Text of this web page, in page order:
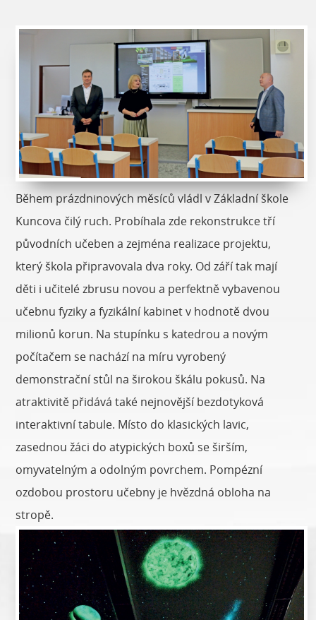
Během prázdninových měsíců vládl v Základní škole
Kuncova čilý ruch. Probíhala zde rekonstrukce tří
původních učeben a zejména realizace projektu,
který škola připravovala dva roky. Od září tak mají
děti i učitelé zbrusu novou a perfektně vybavenou
učebnu fyziky a fyzikální kabinet v hodnotě dvou
milionů korun. Na stupínku s katedrou a novým
počítačem se nachází na míru vyrobený
demonstrační stůl na širokou škálu pokusů. Na
atraktivitě přidává také nejnovější bezdotyková
interaktivní tabule. Místo do klasických lavic,
zasednou žáci do atypických boxů se širším,
omyvatelným a odolným povrchem. Pompézní
ozdobou prostoru učebny je hvězdná obloha na
stropě.